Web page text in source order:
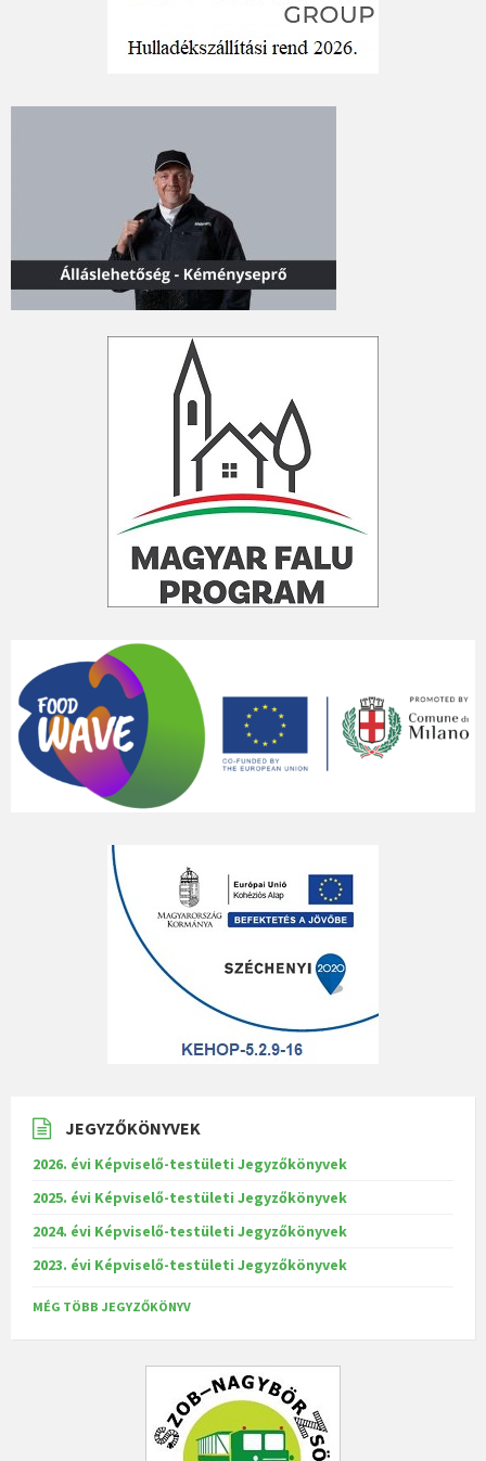
JEGYZŐKÖNYVEK
2026. évi Képviselő-testületi Jegyzőkönyvek
2025. évi Képviselő-testületi Jegyzőkönyvek
2024. évi Képviselő-testületi Jegyzőkönyvek
2023. évi Képviselő-testületi Jegyzőkönyvek
MÉG TÖBB JEGYZŐKÖNYV